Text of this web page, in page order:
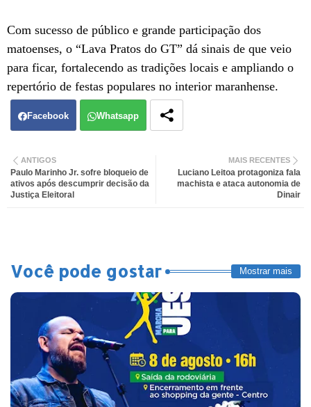
Com sucesso de público e grande participação dos
matoenses, o “Lava Pratos do GT” dá sinais de que veio
para ficar, fortalecendo as tradições locais e ampliando o
repertório de festas populares no interior maranhense.
Facebook Whatsapp
MAIS RECENTES
Luciano Leitoa protagoniza fala
machista e ataca autonomia de
Dinair
ANTIGOS
Paulo Marinho Jr. sofre bloqueio de
ativos após descumprir decisão da
Justiça Eleitoral
Você pode gostar Mostrar mais